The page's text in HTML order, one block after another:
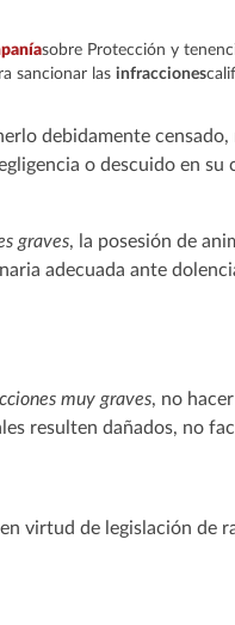
sobre Protección y
sancionar las infracciones
debidamente
o descuido en
graves, la posesión de
adecuada ante
muy graves, no
resulten dañados, no
virtud de legislación de